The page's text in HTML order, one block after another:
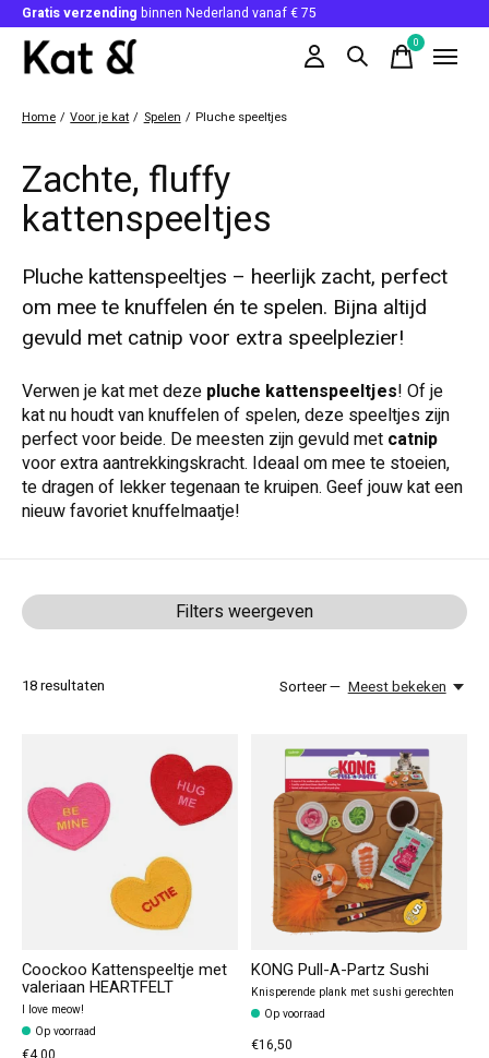
Gratis verzending binnen Nederland vanaf € 75
0items
Home / Voor je kat / Spelen / Pluche speeltjes
Zachte, fluffy
kattenspeeltjes
Pluche kattenspeeltjes – heerlijk zacht, perfect
om mee te knuffelen én te spelen. Bijna altijd
gevuld met catnip voor extra speelplezier!
Verwen je kat met deze pluche kattenspeeltjes! Of je
kat nu houdt van knuffelen of spelen, deze speeltjes zijn
perfect voor beide. De meesten zijn gevuld met catnip
voor extra aantrekkingskracht. Ideaal om mee te stoeien,
te dragen of lekker tegenaan te kruipen. Geef jouw kat een
nieuw favoriet knuffelmaatje!
Filters weergeven
18resultaten Sorteer — Meest bekeken
Coockoo Kattenspeeltje met
valeriaan HEARTFELT
I love meow!
Op voorraad
KONG Pull-A-Partz Sushi
Knisperende plank met sushi gerechten
Op voorraad
€16,50